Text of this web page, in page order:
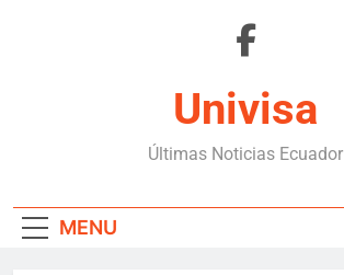
Univisa
Últimas Noticias Ecuador
MENU